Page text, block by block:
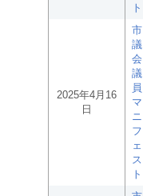
ト
2025年4月16
日
市
議
会
議
員
マ
ニ
フ
ェ
ス
ト